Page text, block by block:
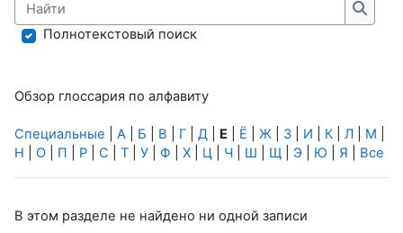
Найти
Полнотекстовый поиск
Обзор глоссария по алфавиту
Специальные А Б В Г Д Е Ё Ж З И К Л М
Н
О П Р С Т У Ф Х Ц Ч Ш Щ Э Ю Я Все
В этом разделе не найдено ни одной записи